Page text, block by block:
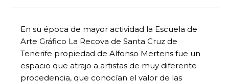
En su época de mayor actividad la Escuela de
Arte Gráfico La Recova de Santa Cruz de
Tenerife propiedad de Alfonso Mertens fue un
espacio que atrajo a artistas de muy diferente
procedencia, que conocían el valor de las